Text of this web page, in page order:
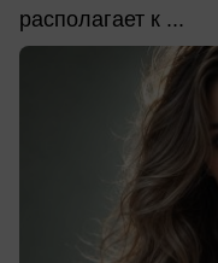
располагает к ...